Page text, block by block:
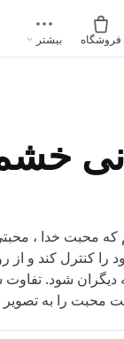
فروشگاه بیشتر
خشم
که محبت خدا ،
را کنترل کند و از
دیگران شود.
محبت را به